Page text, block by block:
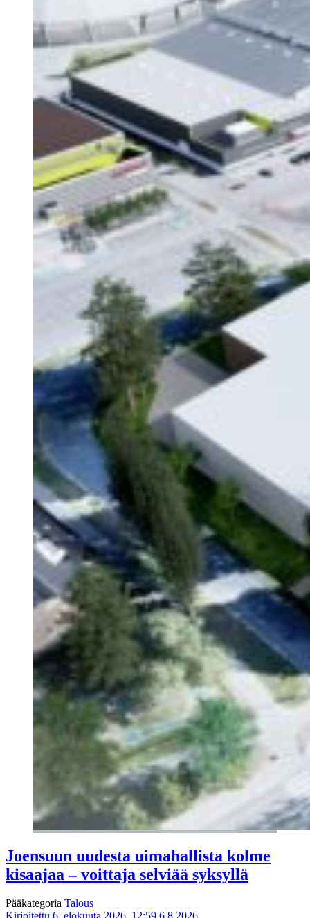
Joensuun uudesta uimahallista kolme
kisaajaa – voittaja selviää syksyllä
Pääkategoria Talous